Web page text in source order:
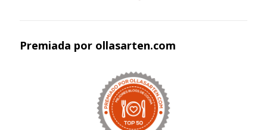
Premiada por ollasarten.com